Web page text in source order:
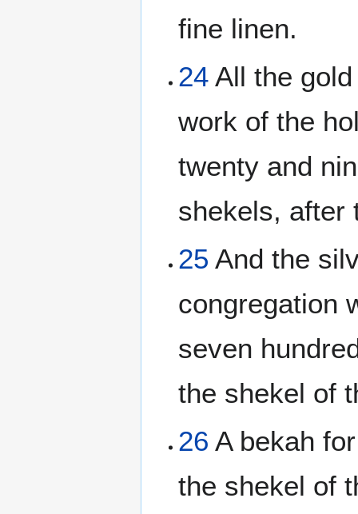
fine linen.
24 All the
work of the
twenty and
shekels, after
25 And the
congregation
seven
the shekel of
26 A bekah
the shekel of